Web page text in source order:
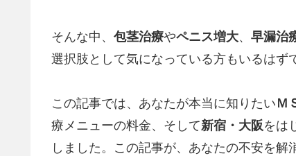
そんな中、 包茎治療やペニス増大、 早漏治
選択肢として気になっている方もいるはず
この記事では、あなたが本当に知りたい Ｍ
療メニューの料金、そして新宿・大阪をは
しました。この記事が、あなたの不安を